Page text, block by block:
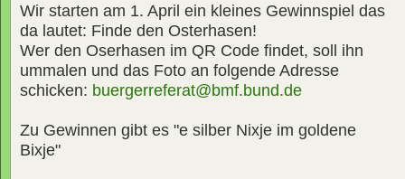
Wir starten am 1. April ein kleines Gewinnspiel das
da lautet: Finde den Osterhasen!
Wer den Oserhasen im QR Code findet, soll ihn
ummalen und das Foto an folgende Adresse
schicken: buergerreferat@bmf.bund.de
Zu Gewinnen gibt es "e silber Nixje im goldene
Bixje"